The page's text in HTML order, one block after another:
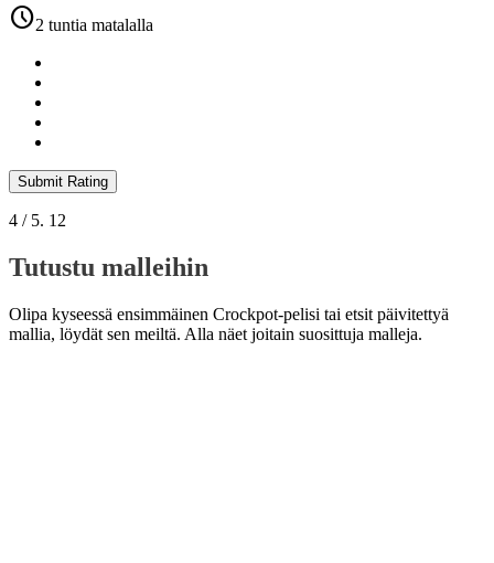
schedule2 tuntia matalalla
Submit Rating
4 / 5. 12
Tutustu malleihin
Olipa kyseessä ensimmäinen Crockpot-pelisi tai etsit päivitettyä
mallia, löydät sen meiltä. Alla näet joitain suosittuja malleja.